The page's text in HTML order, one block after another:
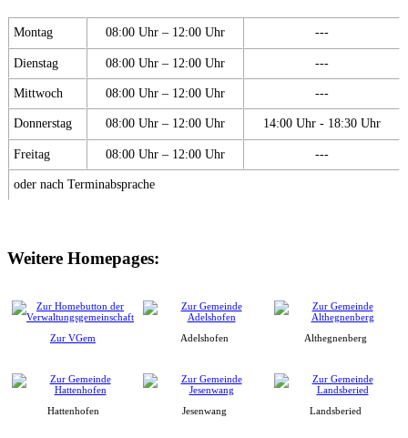
Montag 08:00 Uhr – 12:00 Uhr ---
Dienstag 08:00 Uhr – 12:00 Uhr ---
Mittwoch 08:00 Uhr – 12:00 Uhr ---
Donnerstag 08:00 Uhr – 12:00 Uhr 14:00 Uhr - 18:30 Uhr
Freitag 08:00 Uhr – 12:00 Uhr ---
oder nach Terminabsprache
Weitere Homepages:
Zur VGem Adelshofen Althegnenberg
Hattenhofen Jesenwang Landsberied